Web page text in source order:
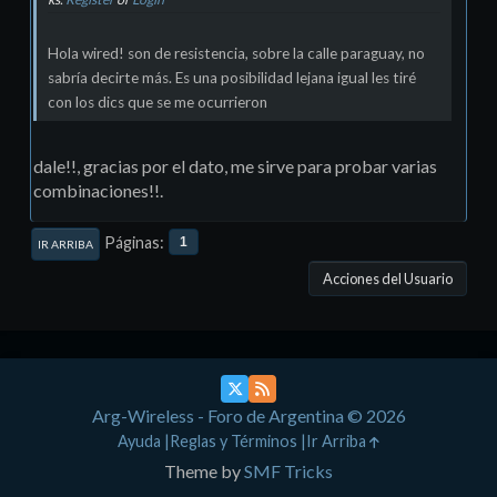
Hola wired! son de resistencia, sobre la calle paraguay, no
sabría decirte más. Es una posibilidad lejana igual les tiré
con los dics que se me ocurrieron
dale!!, gracias por el dato, me sirve para probar varias
combinaciones!!.
IR ARRIBA Páginas 1
Acciones del Usuario
Theme bySMF Tricks
Arg-Wireless - Foro de Argentina © 2026
Ayuda Reglas y Términos Ir Arriba